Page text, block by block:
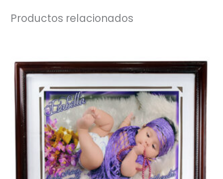
Productos relacionados